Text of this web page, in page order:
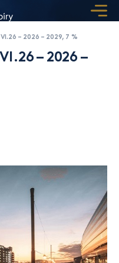
VI.26 – 2026 – 2029, 7 %
– 2026 –